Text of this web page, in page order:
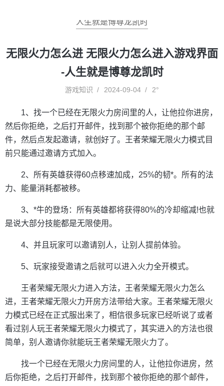
人生就是博尊龙凯时
无限火力怎么进 无限火力怎么进入游戏界面
-人生就是博尊龙凯时
游戏知识 2024-09-04 2°
1、找一个已经在无限火力房间里的人，让他拉你进房，
然后你拒绝，之后打开邮件，找到那个被你拒绝的那个邮
件，然后点发起邀请，就创好了。王者荣耀无限火力模式目
前只能通过邀请方式加入。
2、所有英雄获得60点移速加成，25%的韧*。所有的法
力、能量消耗都被移。
3、*牛的登场：所有英雄都将获得80%的冷却缩减!也就
是说大部分技能都是无限使用。
4、并且玩家可以邀请别人，让别人提前体验。
5、玩家接受邀请之后就可以进入火力全开模式。
王者荣耀无限火力进入方法，王者荣耀无限火力怎么
进，王者荣耀无限火力开房方法带给大家。王者荣耀无限火
力模式已经在正式服出来了，相信很多玩家已经听说了或者
看过别人玩王者荣耀无限火力模式了，其实进入的方法也很
简单，别人邀请你就能玩王者荣耀无限火力了。
找一个已经在无限火力房间里的人，让他拉你进房，然
后你拒绝，之后打开邮件，找到那个被你拒绝的那个邮件，